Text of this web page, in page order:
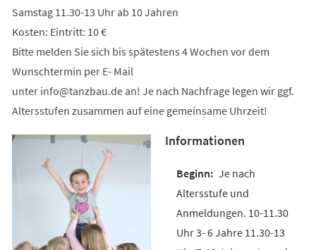
Samstag 11.30-13 Uhr ab 10 Jahren
Kosten: Eintritt: 10 €
Bitte melden Sie sich bis spätestens 4 Wochen vor dem
Wunschtermin per E- Mail
unter info tanzbau dean! Je nach Nachfrage legen wir ggf.
Altersstufen zusammen auf eine gemeinsame Uhrzeit!
Informationen
Je nach
Altersstufe und
Anmeldungen. 10-11.30
Uhr 3- 6 Jahre 11.30-13